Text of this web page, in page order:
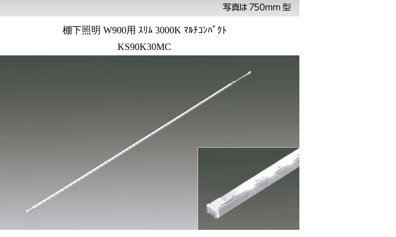
棚下照明 W900用 ｽﾘﾑ 3000K ﾏﾙﾁｺﾝﾊﾟｸﾄ
KS90K30MC